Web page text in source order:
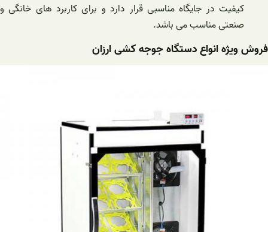
کیفیت در جایگاه مناسبی قرار دارد و برای کاربرد های خانگی و
صنعتی مناسب می باشد.
فروش ویژه انواع دستگاه جوجه کشی ارزان